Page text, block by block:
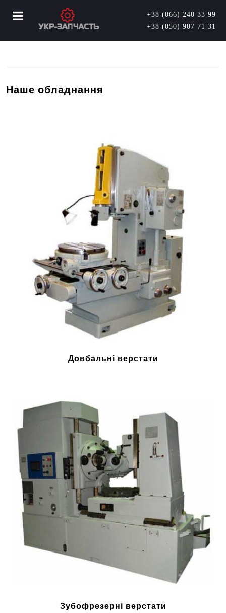
+38 (066) 240 33 99
+38 (050) 907 71 31
Наше обладнання
Довбальні верстати
Зубофрезерні верстати